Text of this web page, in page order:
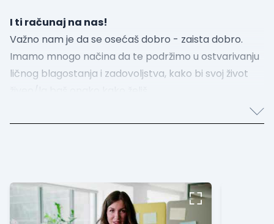
I ti računaj na nas!
Važno nam je da se osećaš dobro - zaista dobro.
Imamo mnogo načina da te podržimo u ostvarivanju
ličnog blagostanja i zadovoljstva, kako bi svoj život